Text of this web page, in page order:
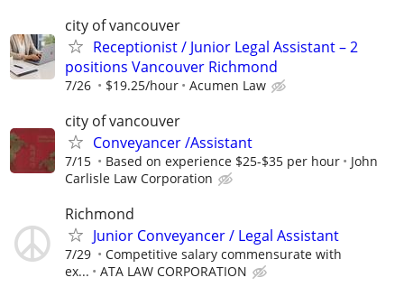
city of vancouver
Receptionist / Junior Legal Assistant – 2
positions Vancouver Richmond
7/26 $19.25/hour Acumen Law
city of vancouver
Conveyancer /Assistant
7/15 Based on experience $25-$35 per hour
John
Carlisle Law Corporation
Richmond
Junior Conveyancer / Legal Assistant
7/29
Competitive salary commensurate with
ex...
ATA LAW CORPORATION